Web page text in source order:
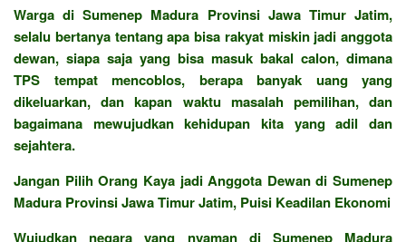
Warga di Sumenep Madura Provinsi Jawa Timur Jatim,
selalu bertanya tentang apa bisa rakyat miskin jadi anggota
dewan, siapa saja yang bisa masuk bakal calon, dimana
TPS tempat mencoblos, berapa banyak uang yang
dikeluarkan, dan kapan waktu masalah pemilihan, dan
bagaimana mewujudkan kehidupan kita yang adil dan
sejahtera.
Jangan Pilih Orang Kaya jadi Anggota Dewan di Sumenep
Madura Provinsi Jawa Timur Jatim, Puisi Keadilan Ekonomi
Wujudkan negara yang nyaman di Sumenep Madura